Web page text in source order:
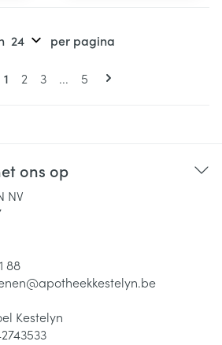
Pagina's
U lees momenteel pagina
1 Pagina
2 Pagina
3 ... Pagina
5
per pagina
ons op
NV
88
apotheekkestelyn.be
Kestelyn